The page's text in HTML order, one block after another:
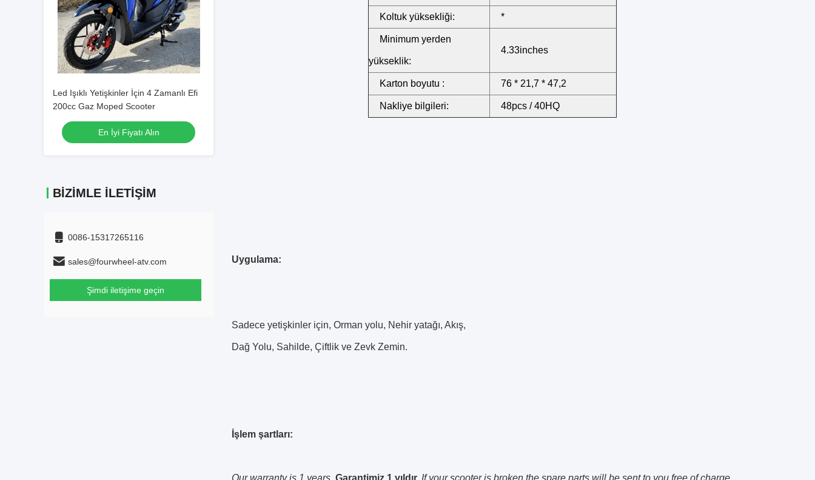
Led Işıklı Yetişkinler İçin 4 Zamanlı Efi
200cc Gaz Moped Scooter
En İyi Fiyatı Alın
BIZIMLE İLETIŞIM
0086-15317265116
sales@fourwheel-atv.com
Şimdi iletişime geçin
Koltuk yüksekliği: *
Minimum yerden
yükseklik:
4.33inches
Karton boyutu : 76 * 21,7 * 47,2
Nakliye bilgileri: 48pcs / 40HQ
Uygulama:
Sadece yetişkinler için, Orman yolu, Nehir yatağı, Akış,
Dağ Yolu, Sahilde, Çiftlik ve Zevk Zemin.
İşlem şartları:
Our warranty is 1 years. Garantimiz 1 yıldır. If your scooter is broken,the spare parts will be sent to you free of charge.